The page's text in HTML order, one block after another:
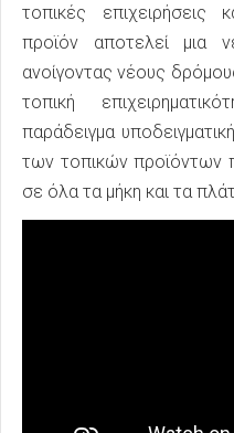
τοπικές επιχειρήσεις
προϊόν αποτελεί μια
ανοίγοντας νέους
τοπική
παράδειγμα
των τοπικών προϊόντων
σε όλα τα μήκη και τα